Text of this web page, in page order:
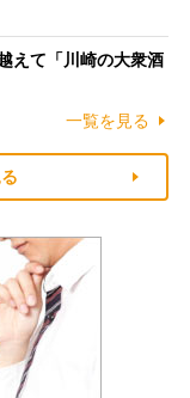
えて「川崎の大衆酒
一覧を見る